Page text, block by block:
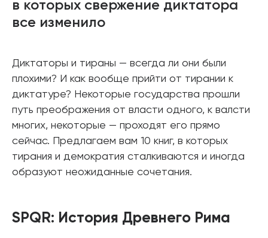
в которых свержение диктатора
все изменило
Диктаторы и тираны — всегда ли они были
плохими? И как вообще прийти от тирании к
диктатуре? Некоторые государства прошли
путь преображения от власти одного, к валсти
многих, некоторые — проходят его прямо
сейчас. Предлагаем вам 10 книг, в которых
тирания и демократия сталкиваются и иногда
образуют неожиданные сочетания.
SPQR: История Древнего Рима